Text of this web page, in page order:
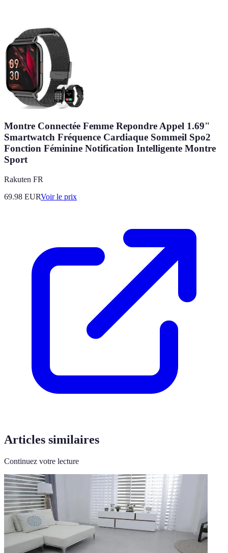
Montre Connectée Femme Repondre Appel 1.69"
Smartwatch Fréquence Cardiaque Sommeil Spo2
Fonction Féminine Notification Intelligente Montre
Sport
Rakuten FR
69.98 EURVoir le prix
Articles similaires
Continuez votre lecture